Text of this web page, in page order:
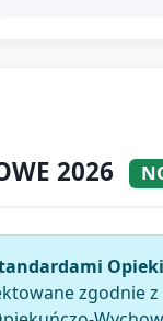
2026
zgodnie